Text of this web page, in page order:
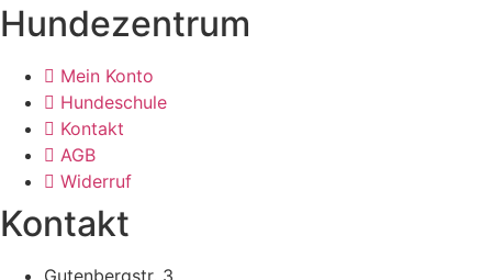
Hundezentrum
Mein Konto
Hundeschule
Kontakt
AGB
Widerruf
Kontakt
Gutenbergstr. 3